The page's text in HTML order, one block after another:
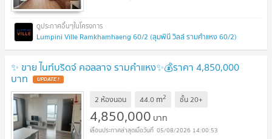
Lumpini Ville Ramkhamhaeng 60/2 (ลุมพินี วิลล์ รามคำแหง 60/2)
✨ ขาย ไนท์บริดจ์ คอลลาจ รามคำแหง✨💰ราคา 4,850,000
บาท UPDATE !
2 ห้องนอน 44.0 m2 ชั้น20+
4,850,000 บาท
05/08/2026 14:00:53